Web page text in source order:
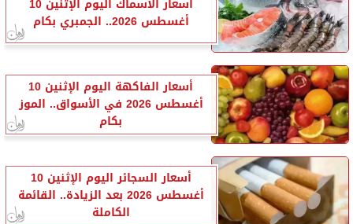
أسعار الأسماك اليوم الإثنين 10
أغسطس 2026.. الجمبري بكام
أسعار الفاكهة اليوم الإثنين 10
أغسطس 2026 في الأسواق.. الموز
بكام
أسعار السجائر اليوم الإثنين 10
أغسطس 2026 بعد الزيادة.. القائمة
الكاملة